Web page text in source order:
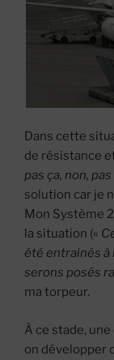
Dans cette
de résistance
pas ça, non, pas
solution car je
Mon Système
la situation («
été entrainés à
serons posés
ma torpeur.
À ce stade,
on développer